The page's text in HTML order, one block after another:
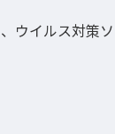
ウイルス対策